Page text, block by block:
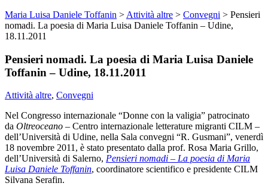
Maria Luisa Daniele Toffanin > Attività altre > Convegni > Pensieri
nomadi. La poesia di Maria Luisa Daniele Toffanin – Udine,
18.11.2011
Pensieri nomadi. La poesia di Maria Luisa Daniele
Toffanin – Udine, 18.11.2011
Attività altre, Convegni
Nel Congresso internazionale “Donne con la valigia” patrocinato
da Oltreoceano – Centro internazionale letterature migranti CILM –
dell’Università di Udine, nella Sala convegni “R. Gusmani”, venerdì
18 novembre 2011, è stato presentato dalla prof. Rosa Maria Grillo,
dell’Università di Salerno, Pensieri nomadi – La poesia di Maria
Luisa Daniele Toffanin, coordinatore scientifico e presidente CILM
Silvana Serafin.